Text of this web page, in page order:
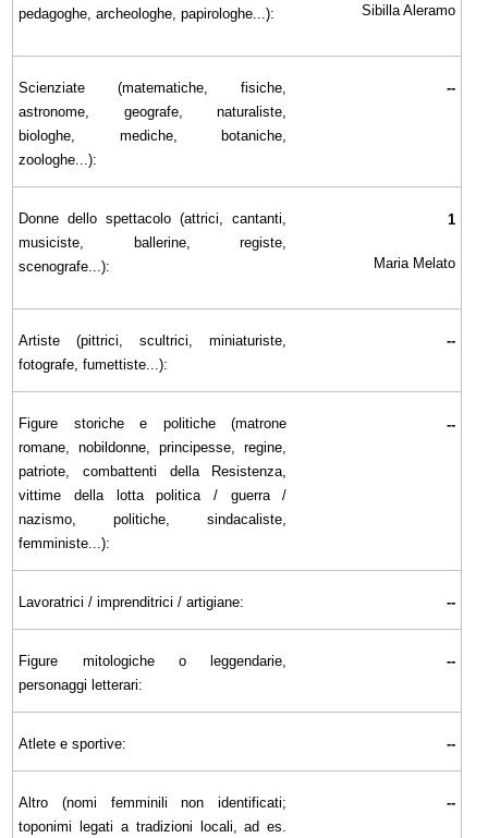
pedagoghe, archeologhe, papirologhe...):
Sibilla Aleramo
Scienziate (matematiche, fisiche,
astronome, geografe, naturaliste,
biologhe, mediche, botaniche,
zoologhe...):
--
Donne dello spettacolo (attrici, cantanti,
musiciste, ballerine, registe,
scenografe...):
1
Maria Melato
Artiste (pittrici, scultrici, miniaturiste,
fotografe, fumettiste...):
--
Figure storiche e politiche (matrone
romane, nobildonne, principesse, regine,
patriote, combattenti della Resistenza,
vittime della lotta politica / guerra /
nazismo, politiche, sindacaliste,
femministe...):
--
Lavoratrici / imprenditrici / artigiane: --
Figure mitologiche o leggendarie,
personaggi letterari:
--
Atlete e sportive: --
Altro (nomi femminili non identificati;
toponimi legati a tradizioni locali, ad es.
--